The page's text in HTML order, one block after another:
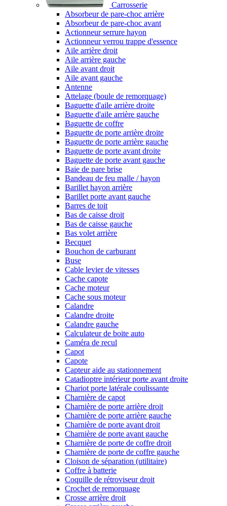
Carrosserie
Absorbeur de pare-choc arrière
Absorbeur de pare-choc avant
Actionneur serrure hayon
Actionneur verrou trappe d'essence
Aile arrière droit
Aile arrière gauche
Aile avant droit
Aile avant gauche
Antenne
Attelage (boule de remorquage)
Baguette d'aile arrière droite
Baguette d'aile arrière gauche
Baguette de coffre
Baguette de porte arrière droite
Baguette de porte arrière gauche
Baguette de porte avant droite
Baguette de porte avant gauche
Baie de pare brise
Bandeau de feu malle / hayon
Barillet hayon arrière
Barillet porte avant gauche
Barres de toit
Bas de caisse droit
Bas de caisse gauche
Bas volet arrière
Becquet
Bouchon de carburant
Buse
Cable levier de vitesses
Cache capote
Cache moteur
Cache sous moteur
Calandre
Calandre droite
Calandre gauche
Calculateur de boite auto
Caméra de recul
Capot
Capote
Capteur aide au stationnement
Catadioptre intérieur porte avant droite
Chariot porte latérale coulissante
Charnière de capot
Charnière de porte arrière droit
Charnière de porte arrière gauche
Charnière de porte avant droit
Charnière de porte avant gauche
Charnière de porte de coffre droit
Charnière de porte de coffre gauche
Cloison de séparation (utilitaire)
Coffre à batterie
Coquille de rétroviseur droit
Crochet de remorquage
Crosse arrière droit